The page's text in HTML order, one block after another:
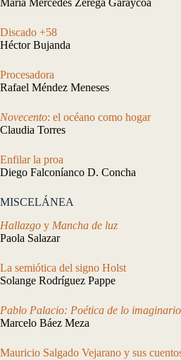
María Mercedes Zerega Garaycoa
Discado +58
Héctor Bujanda
Procesadora
Rafael Méndez Meneses
Novecento: el océano como hogar
Claudia Torres
Enfilar la proa
Diego Falconíanco D. Concha
MISCELÁNEA
Hallazgo y Mancha de luz
Paola Salazar
La semiótica del signo Holst
Solange Rodríguez Pappe
Pablo Palacio: Poética de lo imaginario
Marcelo Báez Meza
Mauricio Salgado Vejarano y sus